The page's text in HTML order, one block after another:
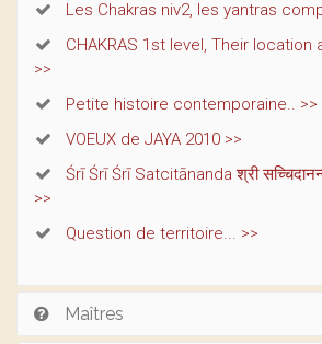
Les Chakras niv2, les yantras
CHAKRAS 1st level, Their location
>>
Petite histoire contemporaine.. >>
VOEUX de JAYA 2010 >>
Śrī Śrī Śrī Satcitānanda श्री
>>
Question de territoire... >>
Maîtres